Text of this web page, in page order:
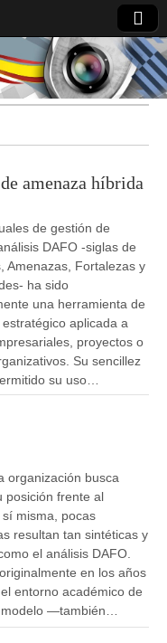
amenaza híbrida
de gestión de
DAFO -siglas de
Amenazas, Fortalezas y
ha sido
una herramienta de
aplicada a
proyectos o
Su sencillez
su uso…
organización busca
posición frente al
misma, pocas
resultan tan sintéticas y
el análisis DAFO.
en los años
entorno académico de
modelo —también…